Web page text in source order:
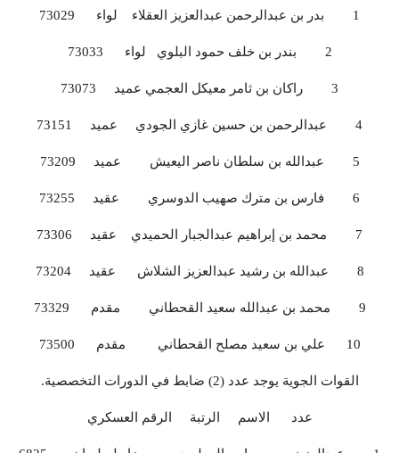
1 بدر بن عبدالرحمن عبدالعزيز العقلاء لواء 73029
2 بندر بن خلف حمود البلوي لواء 73033
3 راكان بن ثامر معيكل العجمي عميد 73073
4 عبدالرحمن بن حسين غازي الجودي عميد 73151
5 عبدالله بن سلطان ناصر اليعيش عميد 73209
6 فارس بن مترك صهيب الدوسري عقيد 73255
7 محمد بن إبراهيم عبدالجبار الحميدي عقيد 73306
8 عبدالله بن رشيد عبدالعزيز الشلاش عقيد 73204
9 محمد بن عبدالله سعيد القحطاني مقدم 73329
10 علي بن سعيد مصلح القحطاني مقدم 73500
القوات الجوية يوجد عدد (2) ضابط في الدورات التخصصية.
عدد الاسم الرتبة الرقم العسكري